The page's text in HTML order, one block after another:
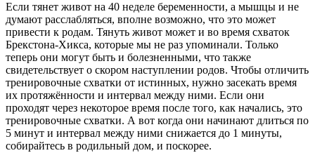
Если тянет живот на 40 неделе беременности, а мышцы и не
думают расслабляться, вполне возможно, что это может
привести к родам. Тянуть живот может и во время схваток
Брекстона-Хикса, которые мы не раз упоминали. Только
теперь они могут быть и болезненными, что также
свидетельствует о скором наступлении родов. Чтобы отличить
тренировочные схватки от истинных, нужно засекать время
их протяжённости и интервал между ними. Если они
проходят через некоторое время после того, как начались, это
тренировочные схватки. А вот когда они начинают длиться по
5 минут и интервал между ними снижается до 1 минуты,
собирайтесь в родильный дом, и поскорее.